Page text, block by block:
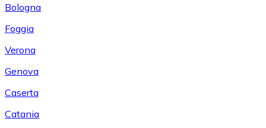
Bologna
Foggia
Verona
Genova
Caserta
Catania